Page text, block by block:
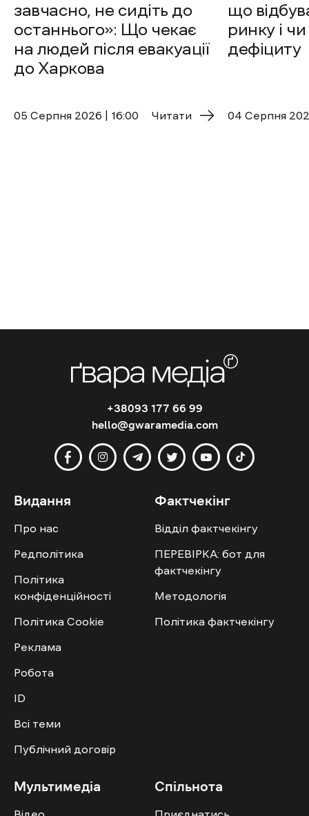
завчасно, не сидіть до
останнього»: Що чекає
на людей після евакуації
до Харкова
05 Cерпня 2026 | 16:00 Читати
що
ринку і
дефіциту
04 Cерпня
+38093 177 66 99
hello@gwaramedia.com
Видання
Про нас
Редполітика
Політика
конфіденційності
Політика Cookie
Реклама
Робота
ID
Всі теми
Публічний договір
Фактчекінг
Відділ фактчекінгу
ПЕРЕВІРКА: бот для
фактчекінгу
Методологія
Політика фактчекінгу
Мультимедіа Спільнота